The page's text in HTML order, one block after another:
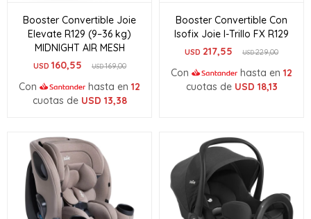
Booster Convertible Joie
Elevate R129 (9–36 kg)
MIDNIGHT AIR MESH
USD 160,55 USD169,00
Con hasta en 12
cuotas de USD 13,38
Booster Convertible Con
Isofix Joie I-Trillo FX R129
USD 217,55 USD229,00
Con hasta en 12
cuotas de USD 18,13